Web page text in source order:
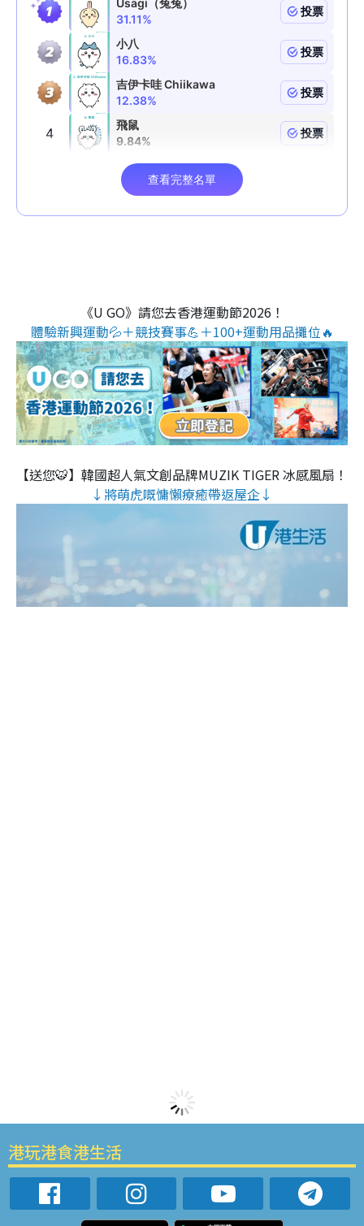
《U GO》請您去香港運動節2026！
體驗新興運動💦＋競技賽事💪＋100+運動用品攤位🔥
【送您🐯】韓國超人氣文創品牌MUZIK TIGER 冰感風扇！
↓將萌虎嘅慵懶療癒帶返屋企↓
港玩港食港生活